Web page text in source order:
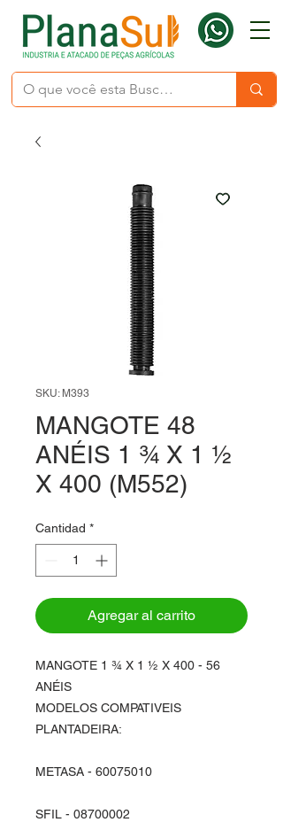
SKU: M393
MANGOTE 48
ANÉIS 1 ¾ X 1 ½
X 400 (M552)
Cantidad *
Agregar al carrito
MANGOTE 1 ¾ X 1 ½ X 400 - 56
ANÉIS
MODELOS COMPATIVEIS
PLANTADEIRA:
METASA - 60075010
SFIL - 08700002